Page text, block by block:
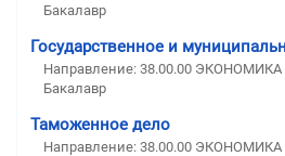
Бакалавр
Государственное и
Направление: 38.00.00
Бакалавр
Таможенное дело
Направление: 38.00.00